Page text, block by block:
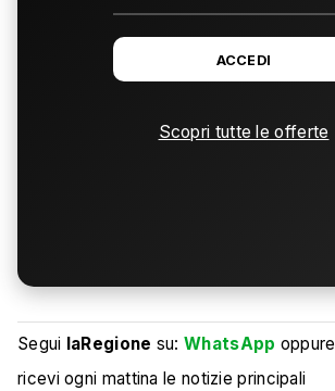
ACCEDI
Scopri tutte le offerte
Segui laRegione su:WhatsApp oppure
ricevi ogni mattina le notizie principali